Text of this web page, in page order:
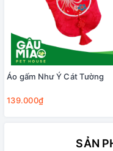
Áo gấm Như Ý Cát Tường
139.000₫
SẢN